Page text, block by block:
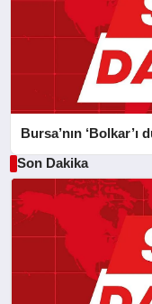
Bursa’nın ‘Bolkar’ı
Son Dakika